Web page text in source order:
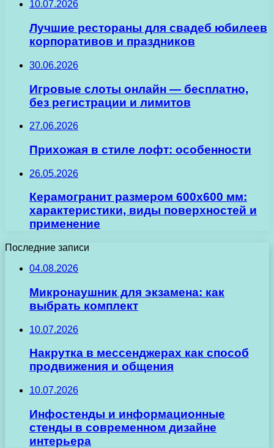
10.07.2026
Лучшие рестораны для свадеб юбилеев
корпоративов и праздников
30.06.2026
Игровые слоты онлайн — бесплатно,
без регистрации и лимитов
27.06.2026
Прихожая в стиле лофт: особенности
26.05.2026
Керамогранит размером 600х600 мм:
характеристики, виды поверхностей и
применение
Последние записи
04.08.2026
Микронаушник для экзамена: как
выбрать комплект
10.07.2026
Накрутка в мессенджерах как способ
продвижения и общения
10.07.2026
Инфостенды и информационные
стенды в современном дизайне
интерьера